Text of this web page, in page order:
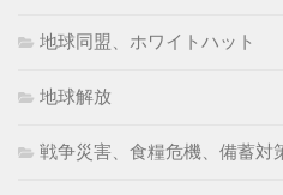
地球同盟、ホワイトハット
地球解放
戦争災害、食糧危機、備蓄対